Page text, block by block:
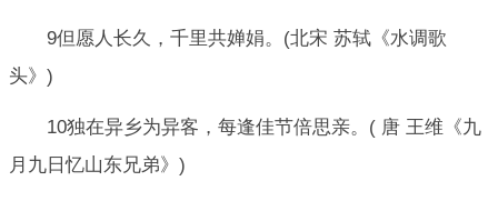
9但愿人长久，千里共婵娟。(北宋 苏轼《水调歌
头》)
10独在异乡为异客，每逢佳节倍思亲。( 唐 王维《九
月九日忆山东兄弟》)